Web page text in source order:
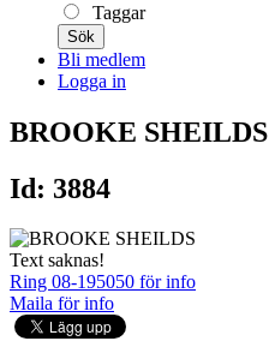
Taggar
Sök
Bli medlem
Logga in
BROOKE SHEILDS
Id: 3884
Text saknas!
Ring 08-195050 för info
Maila för info